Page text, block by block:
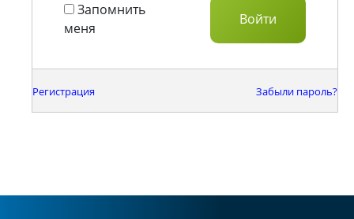
Запомнить
меня
Регистрация Забыли пароль?